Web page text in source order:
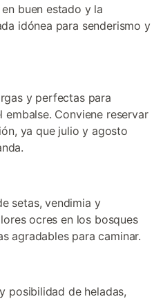
buen estado y la
idónea para senderismo y
y perfectas para
Conviene reservar
ya que julio y agosto
setas, vendimia y
ocres en los bosques
agradables para caminar.
posibilidad de heladas,